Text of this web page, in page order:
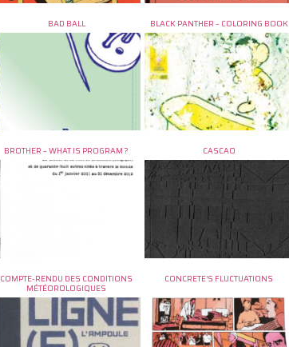
BAD BALL BLACK PANTHER – COLORING BOOK
BROTHER – WHAT IS PROGRAM ? CASCAO
COMPTE-RENDU DES CONDITIONS
MÉTÉOROLOGIQUES
CONCRETE’S FLUCTUATIONS